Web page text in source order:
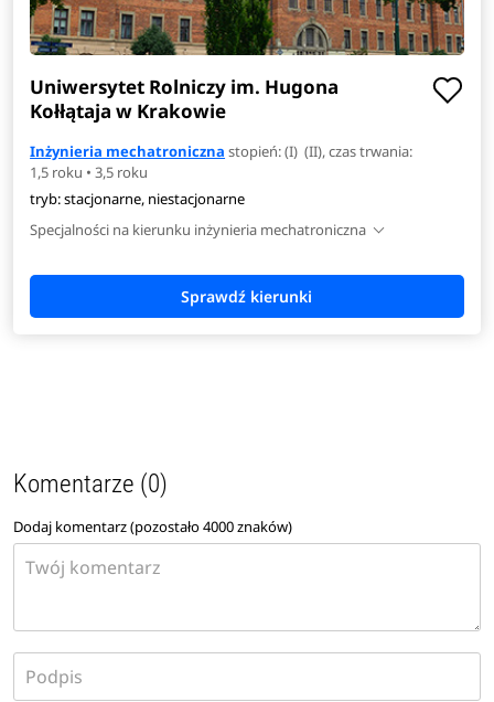
Uniwersytet Rolniczy im. Hugona
Kołłątaja w Krakowie
Inżynieria mechatroniczna stopień: (I) (II), czas trwania:
1,5 roku • 3,5 roku
tryb: stacjonarne, niestacjonarne
Specjalności na kierunku inżynieria mechatroniczna
Komentarze (0)
Dodaj komentarz (pozostało4000znaków)